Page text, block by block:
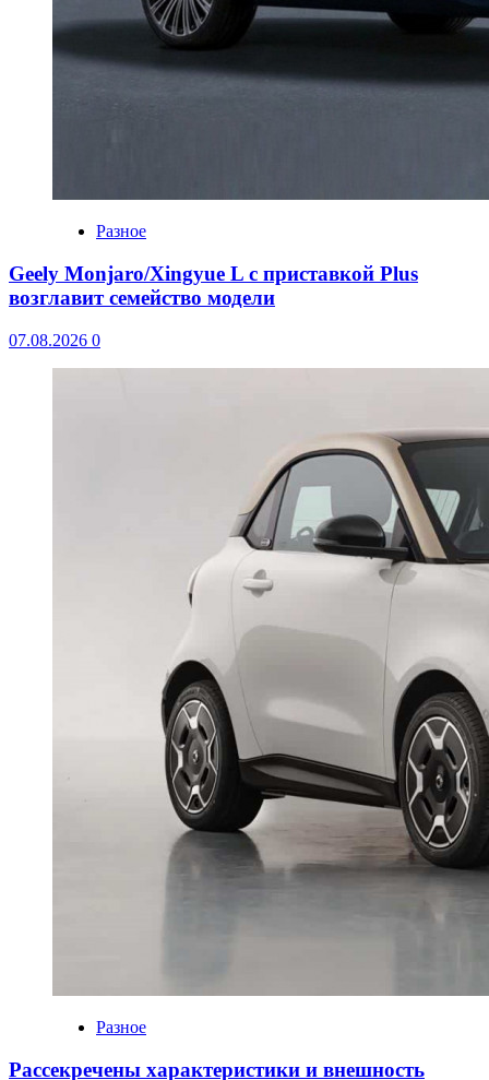
Разное
Geely Monjaro/Xingyue L с приставкой Plus
возглавит семейство модели
07.08.2026 0
Разное
Рассекречены характеристики и внешность